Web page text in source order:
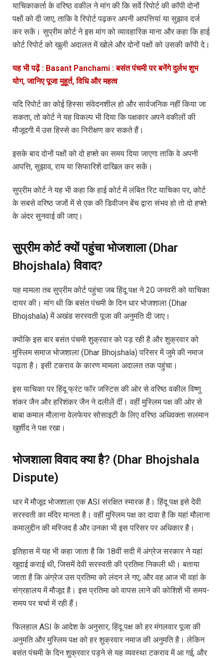
याचिकाकर्ता के वरिष्ठ वकील ने मांग की कि सर्वे रिपोर्ट की कॉपी दोनों
पक्षों को दी जाए, ताकि वे रिपोर्ट पढ़कर अपनी आपत्तियां या सुझाव दर्ज
कर सकें। सुप्रीम कोर्ट ने इस मांग को व्यावहारिक माना और कहा कि हाई
कोर्ट रिपोर्ट को खुली अदालत में खोले और दोनों पक्षों को उसकी कॉपी दे।
यह भी पढ़ें : Basant Panchami : बसंत पंचमी पर बनेंगे दुर्लभ शुभ
योग, जानिए पूजा मुहूर्त, विधि और महत्व
यदि रिपोर्ट का कोई हिस्सा संवेदनशील हो और सार्वजनिक नहीं किया जा
सकता, तो कोर्ट ने यह विकल्प भी दिया कि पक्षकार अपने वकीलों की
मौजूदगी में उस हिस्से का निरीक्षण कर सकते हैं।
इसके बाद दोनों पक्षों को दो हफ्ते का समय दिया जाएगा ताकि वे अपनी
आपत्ति, सुझाव, राय या सिफारिशें दाखिल कर सकें।
सुप्रीम कोर्ट ने यह भी कहा कि हाई कोर्ट में लंबित रिट याचिका पर, कोर्ट
के सबसे वरिष्ठ जजों में से एक की डिवीजन बेंच द्वारा संभव हो तो दो हफ्ते
के अंदर सुनवाई की जाए।
सुप्रीम कोर्ट क्यों पहुंचा भोजशाला (Dhar
Bhojshala) विवाद?
यह मामला तब सुप्रीम कोर्ट पहुंचा जब हिंदू पक्ष ने 20 जनवरी को याचिका
दायर की। मांग थी कि बसंत पंचमी के दिन धार भोजशाला (Dhar
Bhojshala) में अखंड सरस्वती पूजा की अनुमति दी जाए।
क्योंकि इस बार बसंत पंचमी शुक्रवार को पड़ रही है और शुक्रवार को
मुस्लिम समाज भोजशाला (Dhar Bhojshala) परिसर में जुमे की नमाज
पढ़ता है। इसी टकराव के कारण मामला अदालत तक पहुंचा।
इस याचिका पर हिंदू फ्रंट फॉर जस्टिस की ओर से वरिष्ठ वकील विष्णु
शंकर जैन और हरिशंकर जैन ने दलीलें दीं। वहीं मुस्लिम पक्ष की ओर से
बाबा कमाल मौलाना वेलफेयर सोसाइटी के लिए वरिष्ठ अधिवक्ता सलमान
खुर्शीद ने पक्ष रखा।
भोजशाला विवाद क्या है? (Dhar Bhojshala
Dispute)
धार में मौजूद भोजशाला एक ASI संरक्षित स्मारक है। हिंदू पक्ष इसे देवी
सरस्वती का मंदिर मानता है। वहीं मुस्लिम पक्ष का दावा है कि यहां मौलाना
कमालुद्दीन की मस्जिद है और उनका भी इस परिसर पर अधिकार है।
इतिहास में यह भी कहा जाता है कि 18वीं सदी में अंग्रेज सरकार ने यहां
खुदाई कराई थी, जिसमें देवी सरस्वती की प्रतिमा निकली थी। बताया
जाता है कि अंग्रेज उस प्रतिमा को लंदन ले गए, और वह आज भी वहां के
संग्रहालय में मौजूद है। इस प्रतिमा को वापस लाने की कोशिशें भी समय-
समय पर चर्चा में रही हैं।
फिलहाल ASI के आदेश के अनुसार, हिंदू पक्ष को हर मंगलवार पूजा की
अनुमति और मुस्लिम पक्ष को हर शुक्रवार नमाज की अनुमति है। लेकिन
बसंत पंचमी के दिन शुक्रवार पड़ने से यह व्यवस्था टकराव में आ गई, और